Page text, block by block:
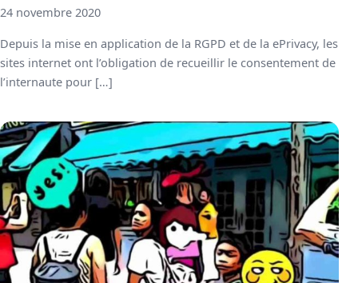
24 novembre 2020
Depuis la mise en application de la RGPD et de la ePrivacy, les
sites internet ont l’obligation de recueillir le consentement de
l’internaute pour […]